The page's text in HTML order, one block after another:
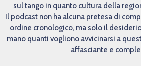
sul tango in quanto cultura della
Il podcast non ha alcuna pretesa di
ordine cronologico, ma solo il
mano quanti vogliono avvicinarsi a
affasciante e